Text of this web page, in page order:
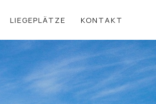
LIEGEPLÄTZE KONTAKT